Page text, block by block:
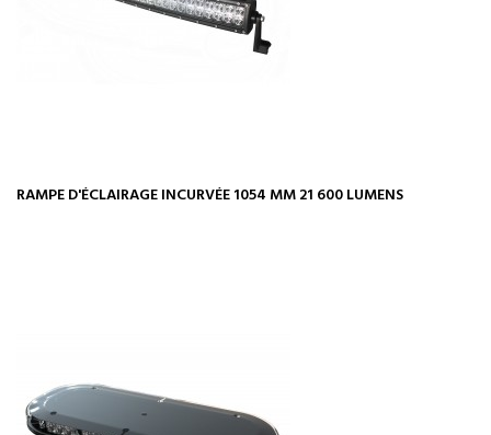
RAMPE D'ÉCLAIRAGE INCURVÉE 1054 MM 21 600 LUMENS